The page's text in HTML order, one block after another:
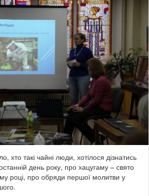
хто такі чайні люди, хотілося дізнатись
день року, про хацугаму – свято
році, про обряди першої молитви у